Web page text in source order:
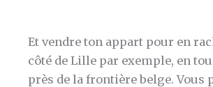
Et vendre ton appart pour en
côté de Lille par exemple, en
près de la frontière belge. Vous